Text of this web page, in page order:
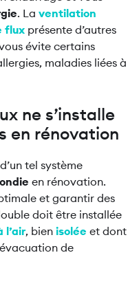
. La ventilation
flux présente d’autres
évite certains
maladies liées à
ne s’installe
en rénovation
tel système
en rénovation.
et garantir des
doit être installée
l’air, bien isolée et dont
de